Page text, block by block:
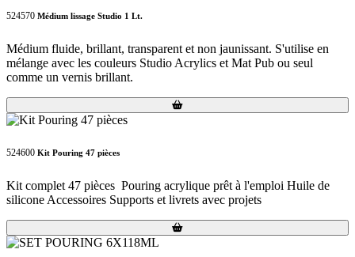
524570 Médium lissage Studio 1 Lt.
Médium fluide, brillant, transparent et non jaunissant. S'utilise en
mélange avec les couleurs Studio Acrylics et Mat Pub ou seul
comme un vernis brillant.
Loading...
Loading...
524600 Kit Pouring 47 pièces
Kit complet 47 pièces Pouring acrylique prêt à l'emploi Huile de
silicone Accessoires Supports et livrets avec projets
Loading...
Loading...